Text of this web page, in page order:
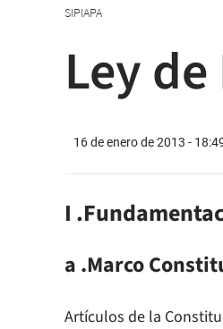
SIPIAPA
Ley
16 de enero de 2013 -
I
a .Marco
Artículos de la